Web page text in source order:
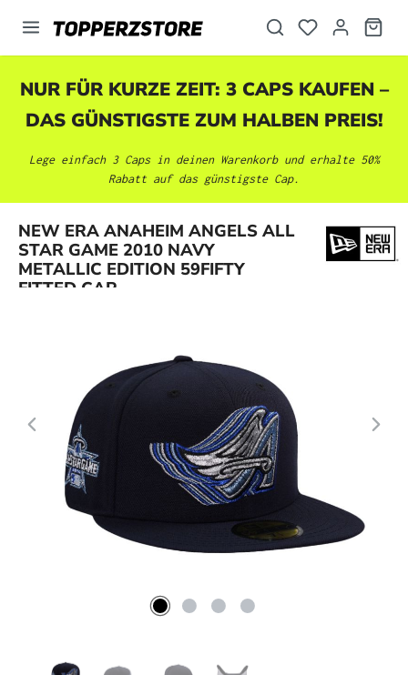
springen
NUR FÜR KURZE ZEIT: 3 CAPS KAUFEN –
DAS GÜNSTIGSTE ZUM HALBEN PREIS!
Lege einfach 3 Caps in deinen Warenkorb und erhalte 50%
Rabatt auf das günstigste Cap.
NEW ERA ANAHEIM ANGELS ALL
STAR GAME 2010 NAVY
METALLIC EDITION 59FIFTY
FITTED CAP
Bildergalerie überspringen